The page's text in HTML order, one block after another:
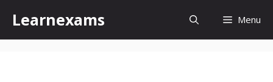
content
Learnexams Menu